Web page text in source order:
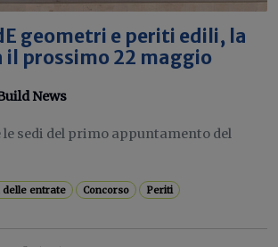
geometri e periti edili, la
il prossimo 22 maggio
News
sedi del primo appuntamento del
delle entrate Concorso Periti